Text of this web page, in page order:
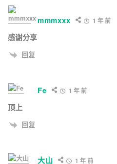
mmmxxx 1 年 前
感谢分享
回复
Fe 1 年 前
顶上
回复
大山 1 年 前